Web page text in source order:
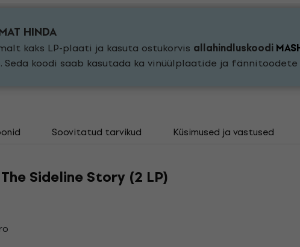
HINDA
kaks LP-plaati ja kasuta ostukorvis allahindluskoodi
Seda koodi saab kasutada ka vinüülplaatide ja
Soovitatud tarvikud Küsimused ja vastused
Sideline Story (2 LP)